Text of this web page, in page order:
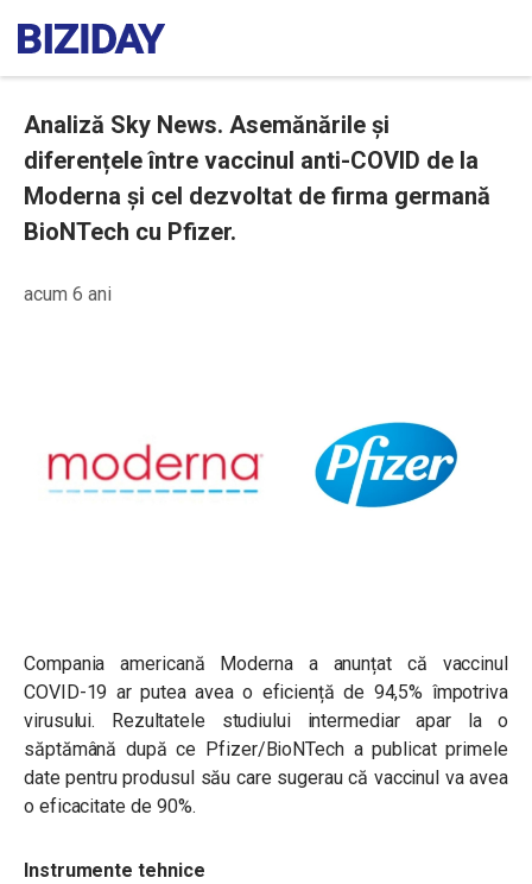
Analiză Sky News. Asemănările și
diferențele între vaccinul anti-COVID de la
Moderna și cel dezvoltat de firma germană
BioNTech cu Pfizer.
acum 6 ani
Compania americană Moderna a anunțat că vaccinul
COVID-19 ar putea avea o eficiență de 94,5% împotriva
virusului. Rezultatele studiului intermediar apar la o
săptămână după ce Pfizer/BioNTech a publicat primele
date pentru produsul său care sugerau că vaccinul va avea
o eficacitate de 90%.
Instrumente tehnice